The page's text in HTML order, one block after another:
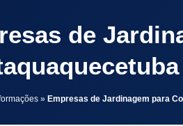
de
» Empresas de Jardinagem para